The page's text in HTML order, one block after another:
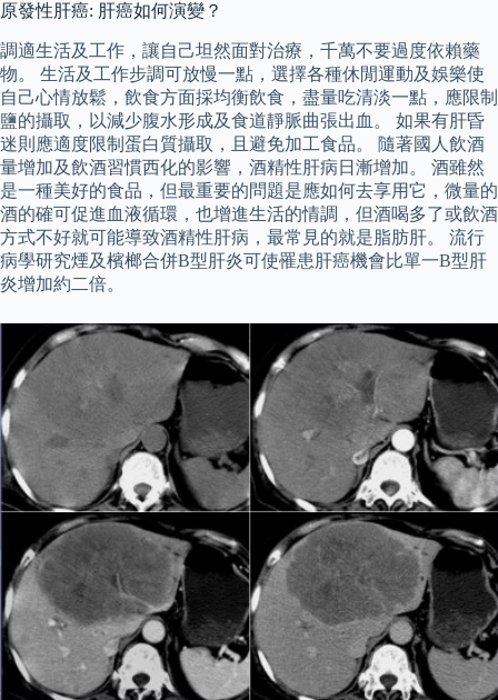
原發性肝癌: 肝癌如何演變？
調適生活及工作，讓自己坦然面對治療，千萬不要過度依賴藥
物。 生活及工作步調可放慢一點，選擇各種休閒運動及娛樂使
自己心情放鬆，飲食方面採均衡飲食，盡量吃清淡一點，應限制
鹽的攝取，以減少腹水形成及食道靜脈曲張出血。 如果有肝昏
迷則應適度限制蛋白質攝取，且避免加工食品。 隨著國人飲酒
量增加及飲酒習慣西化的影響，酒精性肝病日漸增加。 酒雖然
是一種美好的食品，但最重要的問題是應如何去享用它，微量的
酒的確可促進血液循環，也增進生活的情調，但酒喝多了或飲酒
方式不好就可能導致酒精性肝病，最常見的就是脂肪肝。 流行
病學研究煙及檳榔合併B型肝炎可使罹患肝癌機會比單一B型肝
炎增加約二倍。